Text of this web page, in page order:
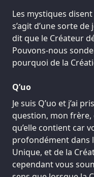
Les mystiques
s’agit d’une sorte
dit que le Créateur
Pouvons-nous
pourquoi de la
Q’uo
Je suis Q’uo et j’ai
question, mon
qu’elle contient car
profondément dans
Unique, et de la
cependant vous